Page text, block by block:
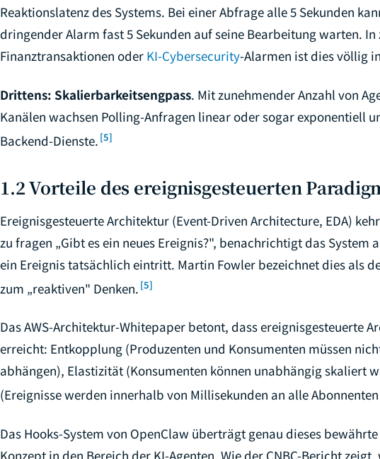
Reaktionslatenz des Systems. Bei einer Abfrage alle 5 Sekunden
dringender Alarm fast 5 Sekunden auf seine Bearbeitung warten.
Finanztransaktionen oder KI-Cybersecurity-Alarmen ist dies völlig
Drittens: Skalierbarkeitsengpass. Mit zunehmender Anzahl von
Kanälen wachsen Polling-Anfragen linear oder sogar exponentiell
Backend-Dienste. [5]
1.2 Vorteile des ereignisgesteuerten
Ereignisgesteuerte Architektur (Event-Driven Architecture, EDA)
zu fragen „Gibt es ein neues Ereignis?", benachrichtigt das System
ein Ereignis tatsächlich eintritt. Martin Fowler bezeichnet dies als
zum „reaktiven" Denken. [5]
Das AWS-Architektur-Whitepaper betont, dass ereignisgesteuerte
erreicht: Entkopplung (Produzenten und Konsumenten müssen
abhängen), Elastizität (Konsumenten können unabhängig skaliert
(Ereignisse werden innerhalb von Millisekunden an alle
Das Hooks-System von OpenClaw überträgt genau dieses
Konzept in den Bereich der KI-Agenten. Wie der CNBC-Bericht